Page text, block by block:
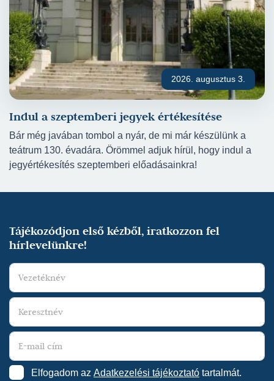
2026. augusztus 3.
Indul a szeptemberi jegyek értékesítése
Bár még javában tombol a nyár, de mi már készülünk a
teátrum 130. évadára. Örömmel adjuk hírül, hogy indul a
jegyértékesítés szeptemberi előadásainkra!
Tájékozódjon első kézből, iratkozzon fel
hírlevelünkre!
Elfogadom az Adatkezelési tájékoztató tartalmát.